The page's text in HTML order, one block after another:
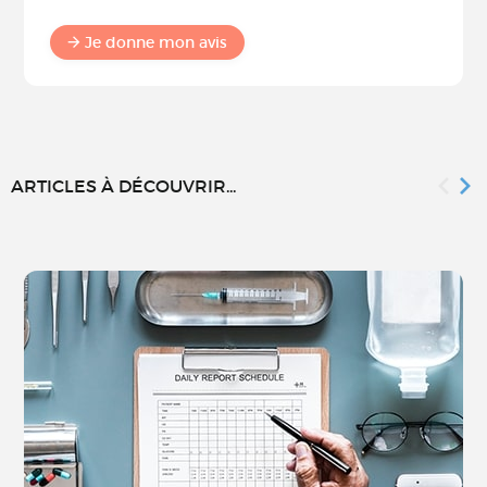
Je donne mon avis
ARTICLES À DÉCOUVRIR...